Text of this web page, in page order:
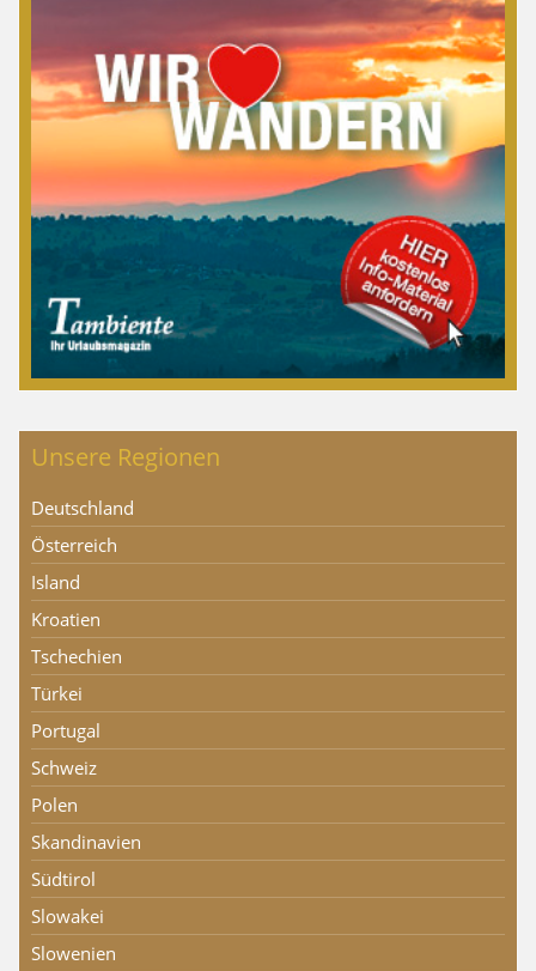
Unsere Regionen
Deutschland
Österreich
Island
Kroatien
Tschechien
Türkei
Portugal
Schweiz
Polen
Skandinavien
Südtirol
Slowakei
Slowenien